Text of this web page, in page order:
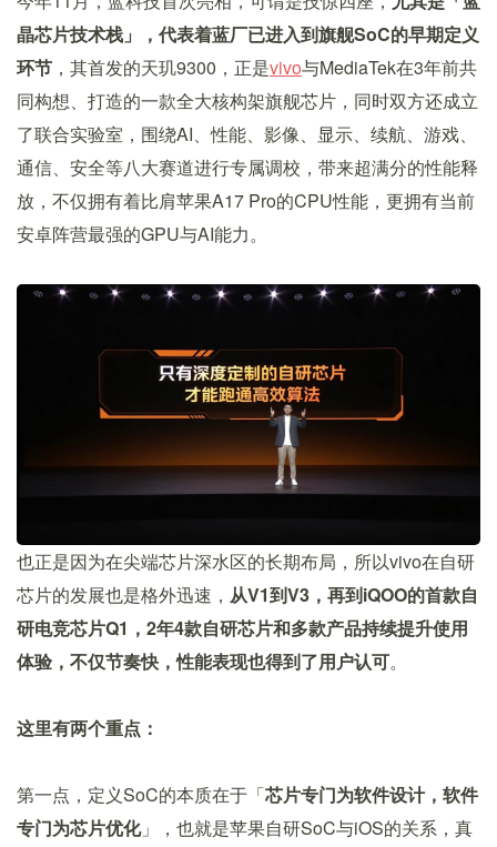
晶芯片技术栈」，代表着蓝厂已进入到旗舰SoC的早期定义
环节 ，其首发的天玑9300，正是vivo与MediaTek在3年前共
同构想、打造的一款全大核构架旗舰芯片，同时双方还成立
了联合实验室，围绕AI、性能、影像、显示、续航、游戏、
通信、安全等八大赛道进行专属调校，带来超满分的性能释
放，不仅拥有着比肩苹果A17 Pro的CPU性能，更拥有当前
安卓阵营最强的GPU与AI能力。
也正是因为在尖端芯片深水区的长期布局，所以vivo在自研
芯片的发展也是格外迅速， 从V1到V3，再到iQOO的首款自
研电竞芯片Q1，2年4款自研芯片和多款产品持续提升使用
体验，不仅节奏快，性能表现也得到了用户认可。
这里有两个重点：
第一点，定义SoC的本质在于「芯片专门为软件设计，软件
专门为芯片优化」，也就是苹果自研SoC与iOS的关系，真